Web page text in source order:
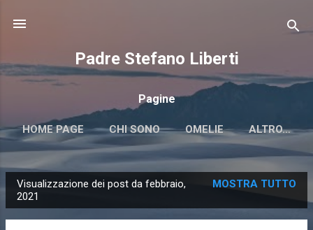
Padre Stefano Liberti
Pagine
HOME PAGE CHI SONO OMELIE ALTRO…
o
Visualizzazione dei post da febbraio,
2021
MOSTRA TUTTO